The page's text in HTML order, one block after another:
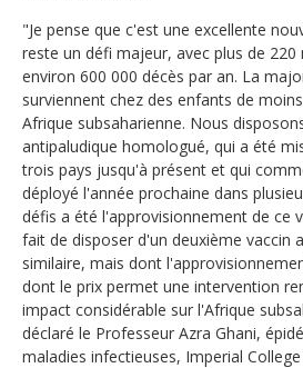
"Je pense que c'est une excellente
reste un défi majeur, avec plus de 220
environ 600 000 décès par an. La
surviennent chez des enfants de
Afrique subsaharienne. Nous
antipaludique homologué, qui a été
trois pays jusqu'à présent et qui
déployé l'année prochaine dans
défis a été l'approvisionnement de ce
fait de disposer d'un deuxième vaccin
similaire, mais dont
dont le prix permet une intervention
impact considérable sur l'Afrique
déclaré le Professeur Azra Ghani,
maladies infectieuses, Imperial